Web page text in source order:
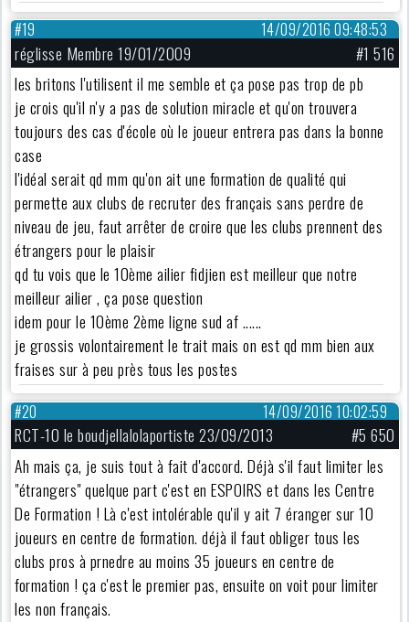
14/09/2016 09:48:53
#19
réglisse Membre 19/01/2009
#1 516
les britons l'utilisent il me semble et ça pose pas trop de pb
je crois qu'il n'y a pas de solution miracle et qu'on trouvera
toujours des cas d'école où le joueur entrera pas dans la bonne
case
l'idéal serait qd mm qu'on ait une formation de qualité qui
permette aux clubs de recruter des français sans perdre de
niveau de jeu, faut arrêter de croire que les clubs prennent des
étrangers pour le plaisir
qd tu vois que le 10ème ailier fidjien est meilleur que notre
meilleur ailier , ça pose question
idem pour le 10ème 2ème ligne sud af ......
je grossis volontairement le trait mais on est qd mm bien aux
fraises sur à peu près tous les postes
14/09/2016 10:02:59
#20
RCT-10 le boudjellalolaportiste 23/09/2013
#5 650
Ah mais ça, je suis tout à fait d'accord. Déjà s'il faut limiter les
"étrangers" quelque part c'est en ESPOIRS et dans les Centre
De Formation ! Là c'est intolérable qu'il y ait 7 éranger sur 10
joueurs en centre de formation. déjà il faut obliger tous les
clubs pros à prnedre au moins 35 joueurs en centre de
formation ! ça c'est le premier pas, ensuite on voit pour limiter
les non français.